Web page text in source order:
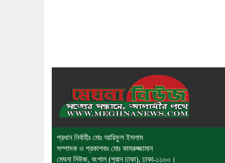
প্রধান নির্বাহীঃ মোঃ আরিফুল ইসলাম
সম্পাদক ও প্রকাশকঃ মোঃ কামরুজ্জামান
মেঘনা নিউজ, বংশাল (পুরান ঢাকা), ঢাকা-১১০০।